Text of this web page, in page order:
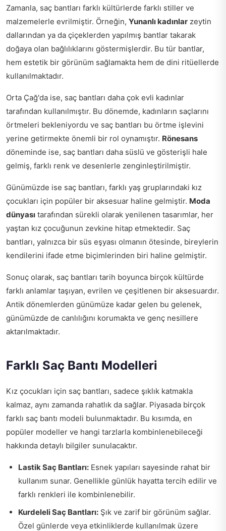
Zamanla, saç bantları farklı kültürlerde farklı stiller ve
malzemelerle evrilmiştir. Örneğin, Yunanlı kadınlar zeytin
dallarından ya da çiçeklerden yapılmış bantlar takarak
doğaya olan bağlılıklarını göstermişlerdir. Bu tür bantlar,
hem estetik bir görünüm sağlamakta hem de dini ritüellerde
kullanılmaktadır.
Orta Çağ'da ise, saç bantları daha çok evli kadınlar
tarafından kullanılmıştır. Bu dönemde, kadınların saçlarını
örtmeleri bekleniyordu ve saç bantları bu örtme işlevini
yerine getirmekte önemli bir rol oynamıştır. Rönesans
döneminde ise, saç bantları daha süslü ve gösterişli hale
gelmiş, farklı renk ve desenlerle zenginleştirilmiştir.
Günümüzde ise saç bantları, farklı yaş gruplarındaki kız
çocukları için popüler bir aksesuar haline gelmiştir. Moda
dünyası tarafından sürekli olarak yenilenen tasarımlar, her
yaştan kız çocuğunun zevkine hitap etmektedir. Saç
bantları, yalnızca bir süs eşyası olmanın ötesinde, bireylerin
kendilerini ifade etme biçimlerinden biri haline gelmiştir.
Sonuç olarak, saç bantları tarih boyunca birçok kültürde
farklı anlamlar taşıyan, evrilen ve çeşitlenen bir aksesuardır.
Antik dönemlerden günümüze kadar gelen bu gelenek,
günümüzde de canlılığını korumakta ve genç nesillere
aktarılmaktadır.
Farklı Saç Bantı Modelleri
Kız çocukları için saç bantları, sadece şıklık katmakla
kalmaz, aynı zamanda rahatlık da sağlar. Piyasada birçok
farklı saç bantı modeli bulunmaktadır. Bu kısımda, en
popüler modeller ve hangi tarzlarla kombinlenebileceği
hakkında detaylı bilgiler sunulacaktır.
Lastik Saç Bantları: Esnek yapıları sayesinde rahat bir
kullanım sunar. Genellikle günlük hayatta tercih edilir ve
farklı renkleri ile kombinlenebilir.
Kurdeleli Saç Bantları: Şık ve zarif bir görünüm sağlar.
Özel günlerde veya etkinliklerde kullanılmak üzere